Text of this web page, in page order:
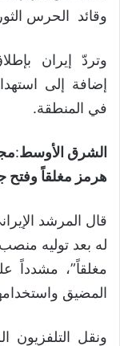
وقائد الحرس
وتردّ إيران
إضافة إلى
في المنطقة.
الشرق الأوسط:
هرمز مغلقاً وفتح
قال المرشد
له بعد توليه
مغلقاً”، مشدداً
المضيق
ونقل